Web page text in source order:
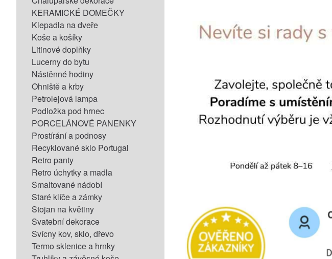
KERAMICKÉ DOMEČKY
Klepadla na dveře
Koše a košíky
Litinové doplňky
Lucerny do bytu
Nástěnné hodiny
Ohniště a krby
Petrolejová lampa
Podložka pod hrnec
PORCELÁNOVÉ PANENKY
Prostírání a podnosy
Recyklované sklo Portugal
Retro panty
Retro úchytky a madla
Smaltované nádobí
Staré klíče a zámky
Stojan na květiny
Svatební dekorace
Svícny kov, sklo, dřevo
Termo sklenice a hrnky